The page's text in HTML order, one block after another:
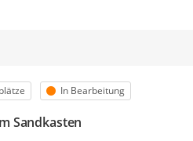
Status
In Bearbeitung
Sandkasten